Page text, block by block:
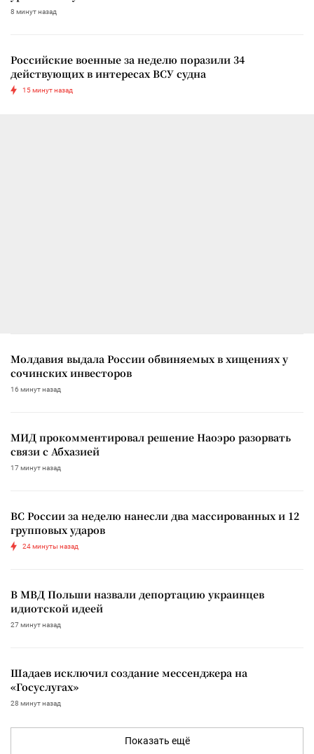
8 минут назад
Российские военные за неделю поразили 34
действующих в интересах ВСУ судна
15 минут назад
Молдавия выдала России обвиняемых в хищениях у
сочинских инвесторов
16 минут назад
МИД прокомментировал решение Наоэро разорвать
связи с Абхазией
17 минут назад
ВС России за неделю нанесли два массированных и 12
групповых ударов
24 минуты назад
В МВД Польши назвали депортацию украинцев
идиотской идеей
27 минут назад
Шадаев исключил создание мессенджера на
«Госуслугах»
28 минут назад
Показать ещё